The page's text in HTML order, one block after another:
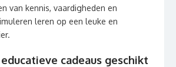
van kennis, vaardigheden en
leren op een leuke en
cadeaus geschikt